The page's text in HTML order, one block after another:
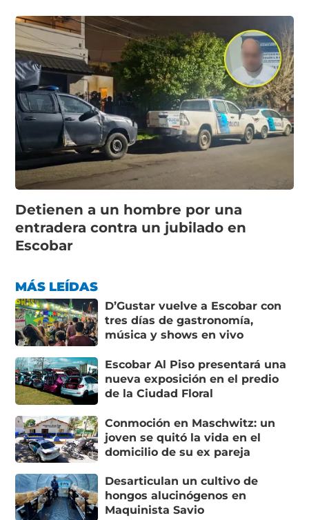
Detienen a un hombre por una
entradera contra un jubilado en
Escobar
MÁS LEÍDAS
D’Gustar vuelve a Escobar con
tres días de gastronomía,
música y shows en vivo
Escobar Al Piso presentará una
nueva exposición en el predio
de la Ciudad Floral
Conmoción en Maschwitz: un
joven se quitó la vida en el
domicilio de su ex pareja
Desarticulan un cultivo de
hongos alucinógenos en
Maquinista Savio